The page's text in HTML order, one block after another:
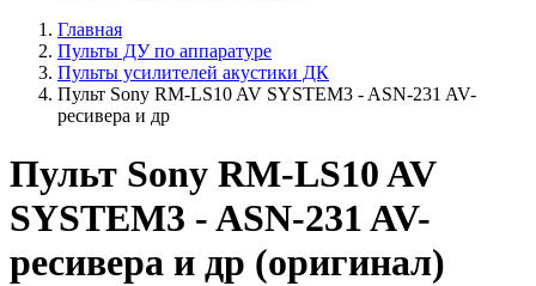
Главная
Пульты ДУ по аппаратуре
Пульты усилителей акустики ДК
Пульт Sony RM-LS10 AV SYSTEM3 - ASN-231 AV-
ресивера и др
Пульт Sony RM-LS10 AV
SYSTEM3 - ASN-231 AV-
ресивера и др (оригинал)